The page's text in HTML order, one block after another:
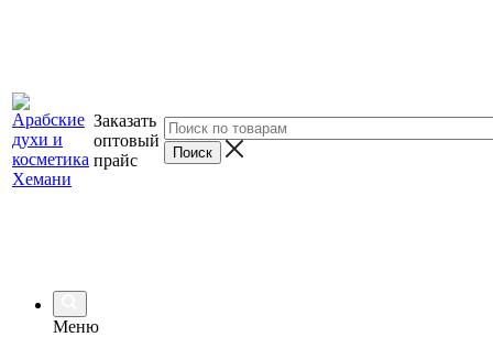
Заказать
оптовый
прайс
Меню